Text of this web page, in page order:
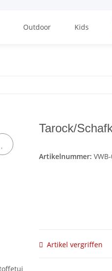
Outdoor Kids
Tarock/
Artikelnummer:
Artikel vergriffen